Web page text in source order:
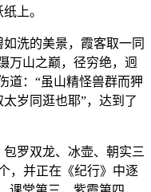
上。
洗的美景，霞客取一同
万山之巅，径穷绝，迥
道：“虽山精怪兽群而狎
岁同逛也耶”，达到了
罗双龙、冰壶、朝实三
，并正在《纪行》中逐